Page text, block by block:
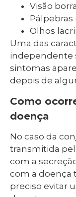
Visão
Pálpebras
Olhos
Uma das
independente
sintomas
depois de
Como
doença
No caso da
transmitida
com a
com a doença
preciso evitar